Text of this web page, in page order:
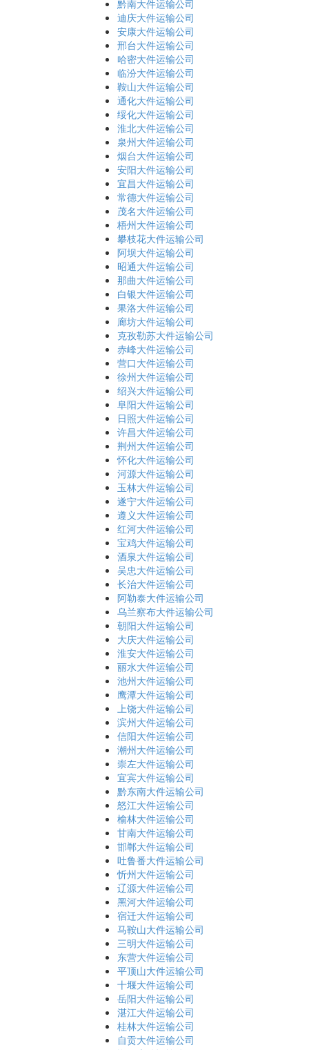
黔南大件运输公司
迪庆大件运输公司
安康大件运输公司
邢台大件运输公司
哈密大件运输公司
临汾大件运输公司
鞍山大件运输公司
通化大件运输公司
绥化大件运输公司
淮北大件运输公司
泉州大件运输公司
烟台大件运输公司
安阳大件运输公司
宜昌大件运输公司
常德大件运输公司
茂名大件运输公司
梧州大件运输公司
攀枝花大件运输公司
阿坝大件运输公司
昭通大件运输公司
那曲大件运输公司
白银大件运输公司
果洛大件运输公司
廊坊大件运输公司
克孜勒苏大件运输公司
赤峰大件运输公司
营口大件运输公司
徐州大件运输公司
绍兴大件运输公司
阜阳大件运输公司
日照大件运输公司
许昌大件运输公司
荆州大件运输公司
怀化大件运输公司
河源大件运输公司
玉林大件运输公司
遂宁大件运输公司
遵义大件运输公司
红河大件运输公司
宝鸡大件运输公司
酒泉大件运输公司
吴忠大件运输公司
长治大件运输公司
阿勒泰大件运输公司
乌兰察布大件运输公司
朝阳大件运输公司
大庆大件运输公司
淮安大件运输公司
丽水大件运输公司
池州大件运输公司
鹰潭大件运输公司
上饶大件运输公司
滨州大件运输公司
信阳大件运输公司
潮州大件运输公司
崇左大件运输公司
宜宾大件运输公司
黔东南大件运输公司
怒江大件运输公司
榆林大件运输公司
甘南大件运输公司
邯郸大件运输公司
吐鲁番大件运输公司
忻州大件运输公司
辽源大件运输公司
黑河大件运输公司
宿迁大件运输公司
马鞍山大件运输公司
三明大件运输公司
东营大件运输公司
平顶山大件运输公司
十堰大件运输公司
岳阳大件运输公司
湛江大件运输公司
桂林大件运输公司
自贡大件运输公司